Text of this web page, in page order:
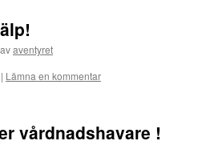
avaventyret
| Lämna en kommentar
vårdnadshavare !